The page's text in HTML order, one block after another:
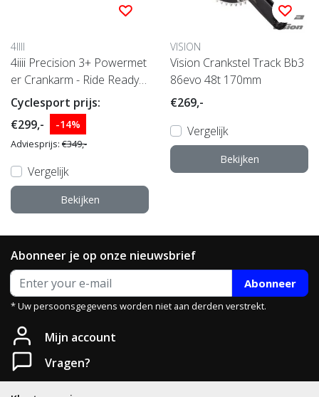
4IIII
4iiii Precision 3+ Powermet
er Crankarm - Ride Ready |
Single Side (links) - Shimano
105 R7000
Cyclesport prijs:
€299,-
-14%
Adviesprijs: €349,-
Vergelijk
Bekijken
VISION
Vision Crankstel Track Bb3
86evo 48t 170mm
€269,-
Vergelijk
Bekijken
Abonneer je op onze nieuwsbrief
Abonneer
* Uw persoonsgegevens worden niet aan derden verstrekt.
Mijn account
Vragen?